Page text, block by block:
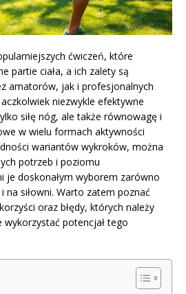
ćwiczeń, które
partie ciała, a ich zalety są
amatorów, jak i profesjonalnych
niezwykle efektywne
siłę nóg, ale także równowagę i
w wielu formach aktywności
wariantów wykroków, można
potrzeb i poziomu
je doskonałym wyborem zarówno
na siłowni. Warto zatem poznać
oraz błędy, których należy
wykorzystać potencjał tego